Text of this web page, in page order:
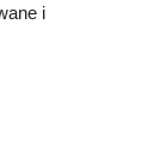
i